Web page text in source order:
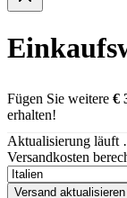
Fügen Sie weitere €
erhalten!
Aktualisierung läuft
Versandkosten
Versand aktualisieren